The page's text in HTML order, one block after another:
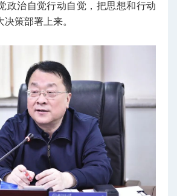
政治自觉行动自觉，把思想和行动
策部署上来。